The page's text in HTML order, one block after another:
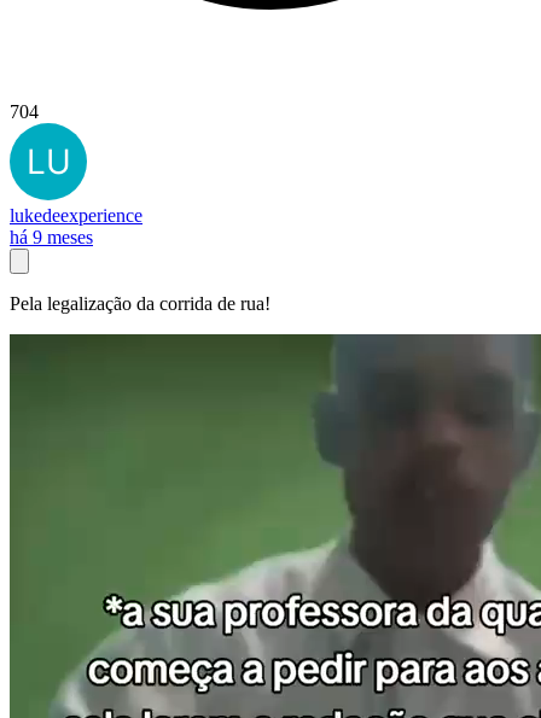
704
lukedeexperience
há 9 meses
Pela legalização da corrida de rua!